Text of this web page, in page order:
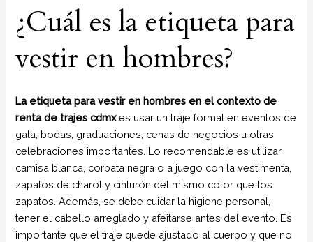
¿Cuál es la etiqueta para
vestir en hombres?
La etiqueta para vestir en hombres en el contexto de
renta de trajes cdmxes usar un traje formal en eventos de
gala, bodas, graduaciones, cenas de negocios u otras
celebraciones importantes. Lo recomendable es utilizar
camisa blanca, corbata negra o a juego con la vestimenta,
zapatos de charol y cinturón del mismo color que los
zapatos. Además, se debe cuidar la higiene personal,
tener el cabello arreglado y afeitarse antes del evento. Es
importante que el traje quede ajustado al cuerpo y que no